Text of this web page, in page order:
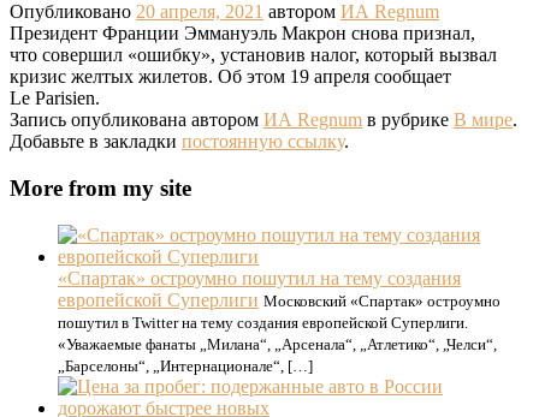
Опубликовано 20 апреля, 2021 автором ИА Regnum
Президент Франции Эммануэль Макрон снова признал,
что совершил «ошибку», установив налог, который вызвал
кризис желтых жилетов. Об этом 19 апреля сообщает
Le Parisien.
Запись опубликована автором ИА Regnum в рубрике В мире.
Добавьте в закладки постоянную ссылку.
More from my site
«Спартак» остроумно пошутил на тему создания
европейской Суперлиги Московский «Спартак» остроумно
пошутил в Twitter на тему создания европейской Суперлиги.
«Уважаемые фанаты „Милана“, „Арсенала“, „Атлетико“, „Челси“,
„Барселоны“, „Интернационале“, […]